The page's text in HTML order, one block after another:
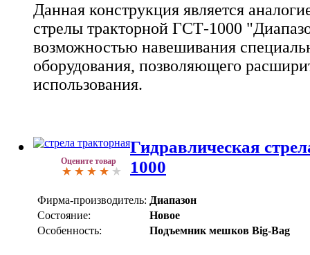
Данная конструкция является
стрелы тракторной ГСТ-1000
возможностью навешивания
оборудования, позволяющего
использования.
Оцените товар
Гидравлическая
1000
Фирма-производитель: Диапазон
Состояние:
Новое
Особенность:
Подъемник мешков Big-Bag